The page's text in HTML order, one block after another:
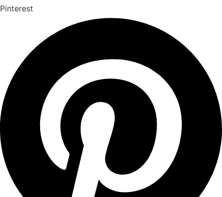
Pinterest